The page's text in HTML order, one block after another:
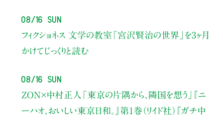
08/16 Sun
フィクショネス 文学の教室 「宮沢賢治の世界」を3ヶ月
かけてじっくりと読む
08/16 Sun
ZON×中村正人 「東京の片隅から、隣国を想う」
『ニ
ーハオ、おいしい東京日和。』第1巻（リイド社） 『ガチ中